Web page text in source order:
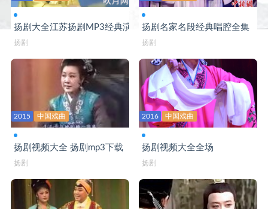
扬剧大全江苏扬剧MP3经典演唱
扬剧
扬剧名家名段经典唱腔全集
扬剧
2015 中国戏曲
扬剧视频大全 扬剧mp3下载
扬剧
2016 中国戏曲
扬剧视频大全全场
扬剧